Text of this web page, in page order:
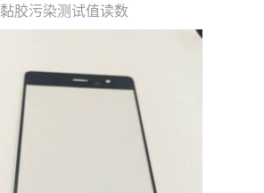
黏胶污染测试值读数